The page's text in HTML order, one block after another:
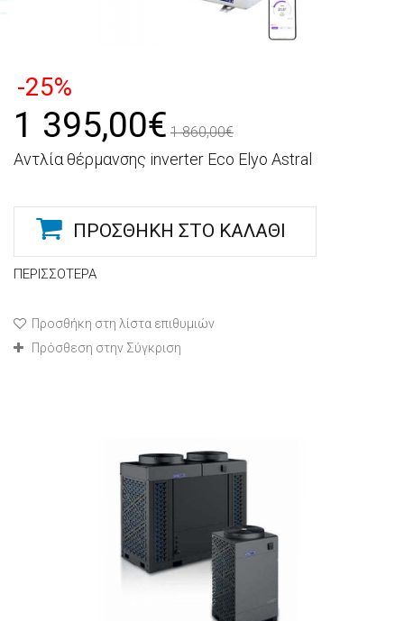
-25%
1 395,00€ 1 860,00€
Αντλία θέρμανσης inverter Eco Elyo Astral
ΠΡΟΣΘΉΚΗ ΣΤΟ ΚΑΛΆΘΙ
ΠΕΡΙΣΣΌΤΕΡΑ
Προσθήκη στη λίστα επιθυμιών
Πρόσθεση στην Σύγκριση